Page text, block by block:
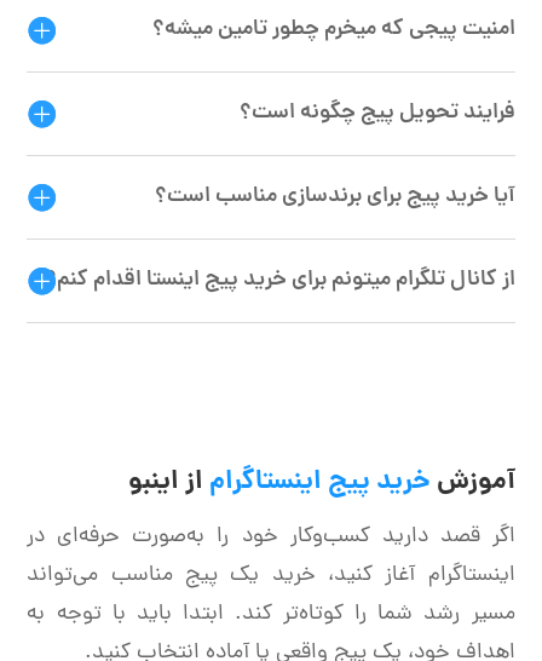
امنیت پیجی که میخرم چطور تامین میشه؟
فرایند تحویل پیج چگونه است؟
آیا خرید پیج برای برندسازی مناسب است؟
از کانال تلگرام میتونم برای خرید پیج اینستا اقدام کنم؟
آموزش خرید پیج اینستاگرام از اینبو
اگر قصد دارید کسب‌وکار خود را به‌صورت حرفه‌ای در
اینستاگرام آغاز کنید، خرید یک پیج مناسب می‌تواند
مسیر رشد شما را کوتاه‌تر کند. ابتدا باید با توجه به
اهداف خود، یک پیج واقعی یا آماده انتخاب کنید.